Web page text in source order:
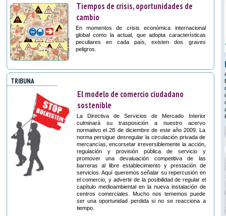
Tiempos de crisis, oportunidades de
cambio
En momentos de crisis económica internacional
global como la actual, que adopta características
peculiares en cada país, existen dos graves
peligros.
TRIBUNA
El modelo de comercio ciudadano
sostenible
La Directiva de Servicios de Mercado Interior
culminará su trasposición a nuestro acervo
normativo el 28 de diciembre de este año 2009. La
norma persigue desregular la circulación privada de
mercancías, encorsetar irreversiblemente la acción,
regulación y provisión pública de servicio y
promover una devaluación competitiva de las
barreras al libre establecimiento y prestación de
servicios. Aquí queremos señalar su repercusión en
el comercio, y advertir de la posibilidad de regular el
capítulo medioambiental en la nueva instalación de
centros comerciales. Mucho nos tememos puede
ser una oportunidad perdida si no se reacciona a
tiempo.